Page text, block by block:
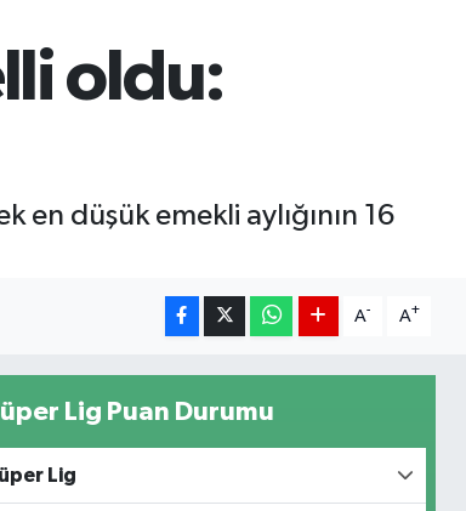
oldu:
en düşük emekli aylığının 16
A- A+
Lig Puan Durumu
Lig